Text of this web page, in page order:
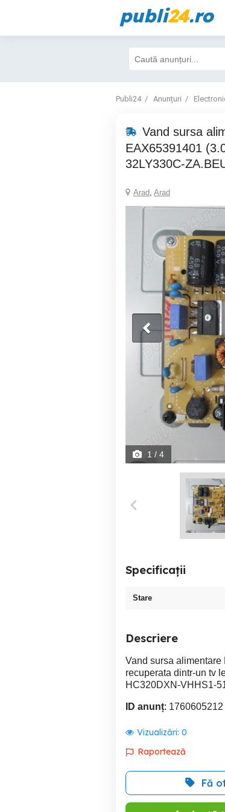
publi24.ro
Publi24 Anunțuri
Vand sursa
EAX65391401
32LY330C-
Arad, Arad
1 / 4
Specificații
Stare
Descriere
Vand sursa
recuperata dintr-un tv
HC320DXN-VHHS1-
ID anunț: 1760605212
Vizualizări: 0
Raportează
Fă